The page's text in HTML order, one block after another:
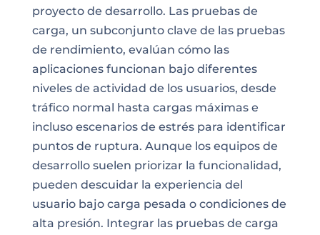
proyecto de desarrollo. Las pruebas de
carga, un subconjunto clave de las pruebas
de rendimiento, evalúan cómo las
aplicaciones funcionan bajo diferentes
niveles de actividad de los usuarios, desde
tráfico normal hasta cargas máximas e
incluso escenarios de estrés para identificar
puntos de ruptura. Aunque los equipos de
desarrollo suelen priorizar la funcionalidad,
pueden descuidar la experiencia del
usuario bajo carga pesada o condiciones de
alta presión. Integrar las pruebas de carga